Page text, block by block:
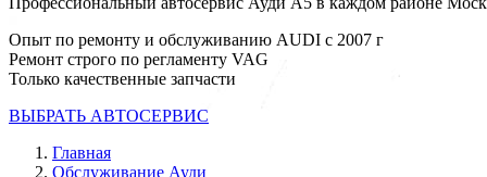
Опыт по ремонту и обслуживанию AUDI с 2007 г
Ремонт строго по регламенту VAG
Только качественные запчасти
ВЫБРАТЬ АВТОСЕРВИС
Главная
Обслуживание Ауди